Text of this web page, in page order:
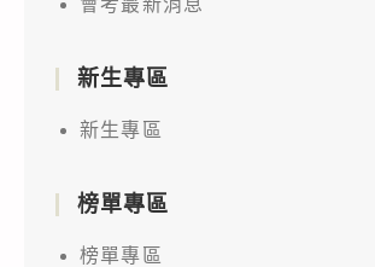
新生專區
新生專區
榜單專區
榜單專區